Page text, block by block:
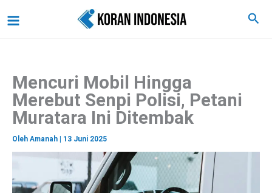
ke
Cari
Mencuri Mobil Hingga
Merebut Senpi Polisi, Petani
Muratara Ini Ditembak
Oleh Amanah 13 Juni 2025
a